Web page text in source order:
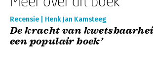
Recensie | Henk Jan Kamsteeg
De kracht van
een populair boek’